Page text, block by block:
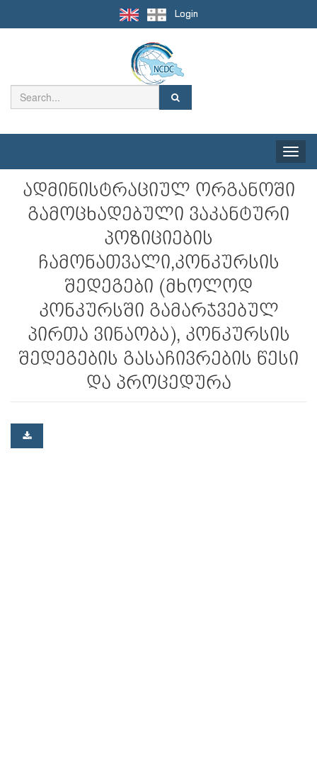
Login
Toggle
ადმინისტრაციულ ორგანოში
გამოცხადებული ვაკანტური
პოზიციების
ჩამონათვალი,კონკურსის
შედეგები (მხოლოდ
კონკურსში გამარჯვებულ
პირთა ვინაობა), კონკურსის
შედეგების გასაჩივრების წესი
და პროცედურა